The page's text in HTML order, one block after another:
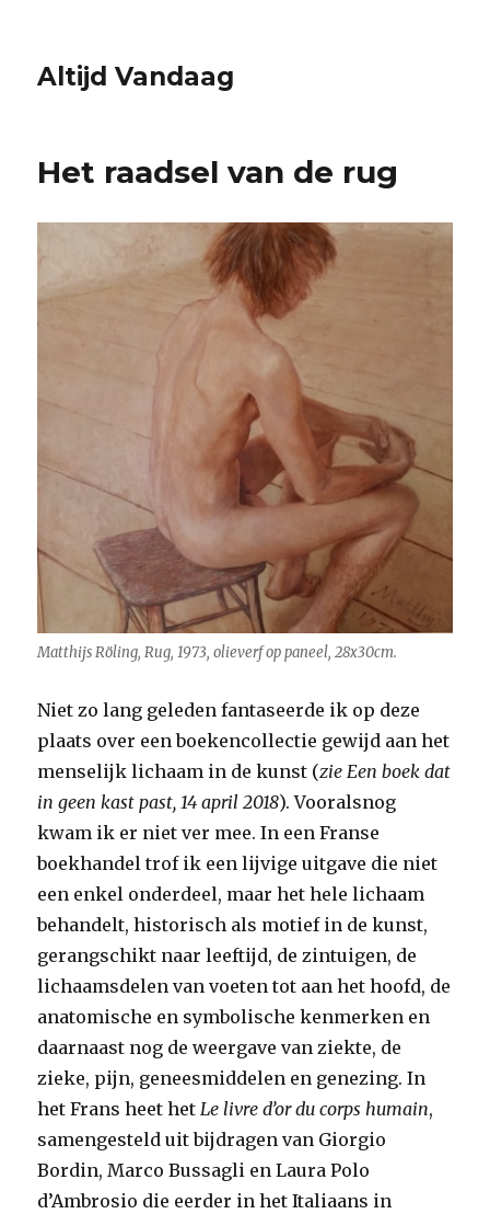
Altijd Vandaag
Het raadsel van de rug
Matthijs Röling, Rug, 1973, olieverf op paneel, 28x30cm.
Niet zo lang geleden fantaseerde ik op deze
plaats over een boekencollectie gewijd aan het
menselijk lichaam in de kunst (zie Een boek dat
in geen kast past, 14 april 2018). Vooralsnog
kwam ik er niet ver mee. In een Franse
boekhandel trof ik een lijvige uitgave die niet
een enkel onderdeel, maar het hele lichaam
behandelt, historisch als motief in de kunst,
gerangschikt naar leeftijd, de zintuigen, de
lichaamsdelen van voeten tot aan het hoofd, de
anatomische en symbolische kenmerken en
daarnaast nog de weergave van ziekte, de
zieke, pijn, geneesmiddelen en genezing. In
het Frans heet hetLe livre d’or du corps humain,
samengesteld uit bijdragen van Giorgio
Bordin, Marco Bussagli en Laura Polo
d’Ambrosio die eerder in het Italiaans in